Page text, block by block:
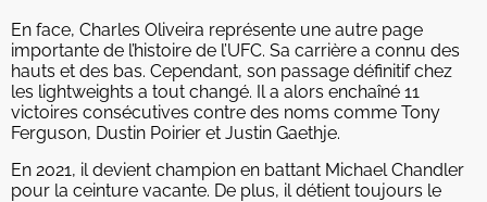
En face, Charles Oliveira représente une autre page
importante de l’histoire de l’UFC. Sa carrière a connu des
hauts et des bas. Cependant, son passage définitif chez
les lightweights a tout changé. Il a alors enchaîné 11
victoires consécutives contre des noms comme Tony
Ferguson, Dustin Poirier et Justin Gaethje.
En 2021, il devient champion en battant Michael Chandler
pour la ceinture vacante. De plus, il détient toujours le